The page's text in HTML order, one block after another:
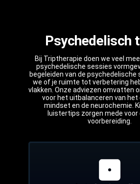
Psychedelisch
Bij Triptherapie doen we veel
psychedelische sessies
begeleiden van de psychedelische
we of je ruimte tot verbetering
vlakken. Onze adviezen omvatten
voor het uitbalanceren van het
mindset en de neurochemie.
luistertips zorgen mede voor
voorbereiding.